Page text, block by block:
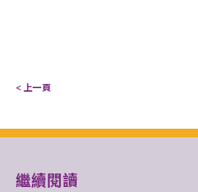
< 上一頁
繼續閱讀